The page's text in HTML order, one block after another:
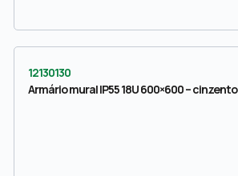
12130130
Armário mural IP55 18U 600×600 – cinzento